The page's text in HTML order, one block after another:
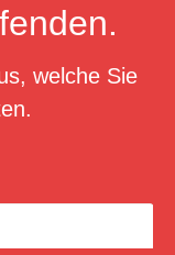
welche Sie